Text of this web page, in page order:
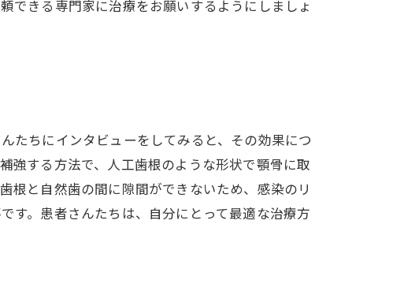
できる専門家に治療をお願いするようにしましょ
たちにインタビューをしてみると、その効果につ
強する方法で、人工歯根のような形状で顎骨に取
根と自然歯の間に隙間ができないため、感染のリ
す。患者さんたちは、自分にとって最適な治療方